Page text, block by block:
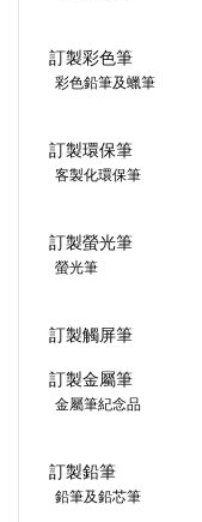
訂製彩色筆
彩色鉛筆及蠟筆
訂製環保筆
客製化環保筆
訂製螢光筆
螢光筆
訂製觸屏筆
訂製金屬筆
金屬筆紀念品
訂製鉛筆
鉛筆及鉛芯筆